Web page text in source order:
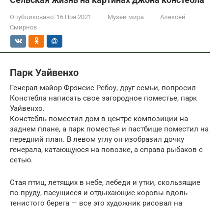
Опубликовано: 16 Ноя 2021 Музеи мира
Алексей
Смирнов
Парк Уайвенхо
Генерал-майор Фрэнсис Ребоу, друг семьи, попросил
Констебла написать свое загородное поместье, парк
Уайвенхо.
Констебль поместил дом в центре композиции на
заднем плане, а парк поместья и пастбище поместил на
передний план. В левом углу он изобразил дочку
генерала, катающуюся на повозке, а справа рыбаков с
сетью.
Стая птиц, летящих в небе, лебеди и утки, скользящие
по пруду, пасущиеся и отдыхающие коровы вдоль
тенистого берега — все это художник рисовал на